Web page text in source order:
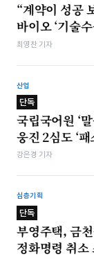
“계약이 성공
바이오 ‘기술
최영찬 기자
산업
단독
국립국어원 ‘
웅진 2심도 ‘패
강은경 기자
심층기획
단독
부영주택, 금
정화명령 취소